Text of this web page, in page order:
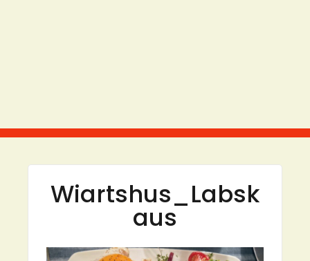
Wiartshus_Labsk
aus